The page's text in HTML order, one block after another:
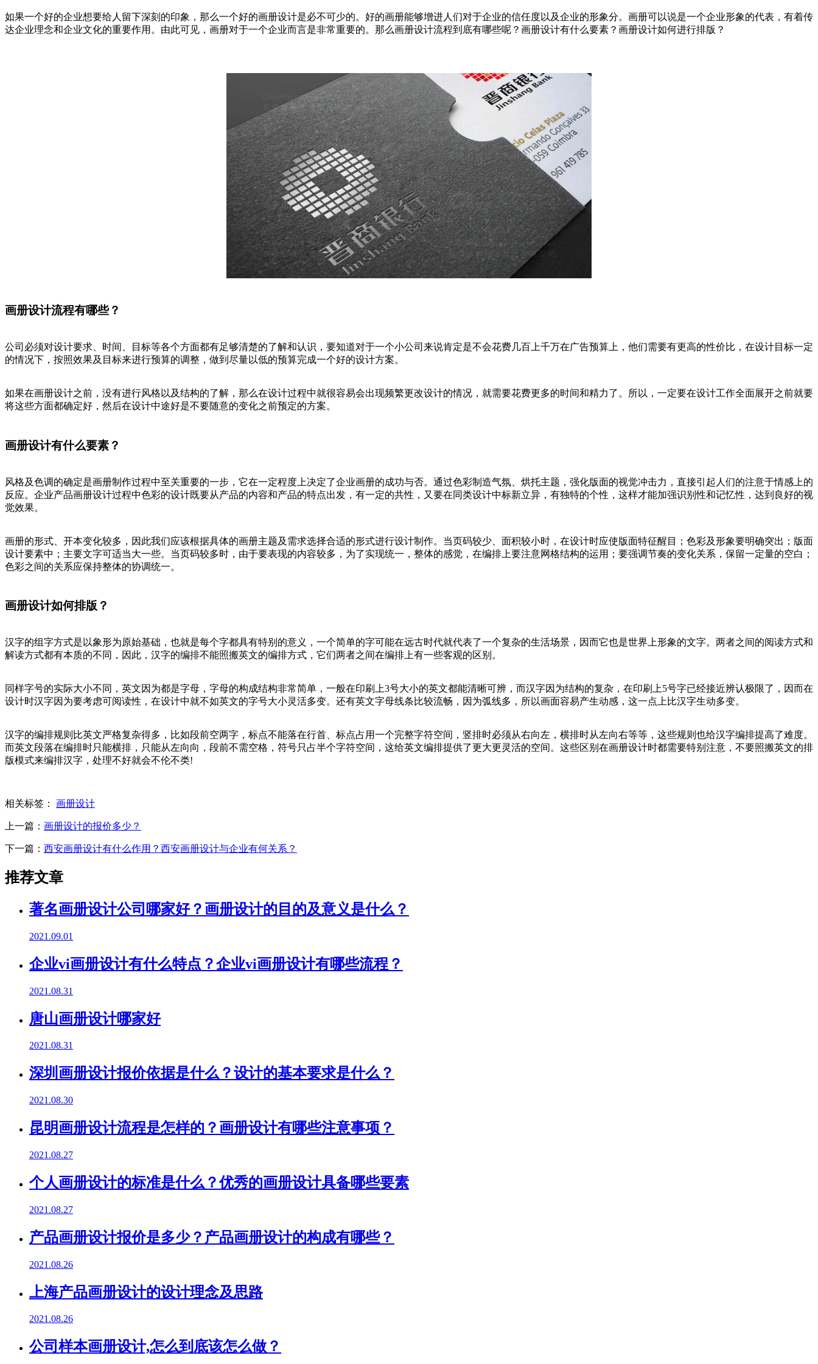
如果一个好的企业想要给人留下深刻的印象，那么一个好的画册设计是必不可少的。好的画册能够增进人们对于企业的信任度以及企业的形象分。画册可以说是一个企业形象的代表，有着传
达企业理念和企业文化的重要作用。由此可见，画册对于一个企业而言是非常重要的。那么画册设计流程到底有哪些呢？画册设计有什么要素？画册设计如何进行排版？
画册设计流程有哪些？
公司必须对设计要求、时间、目标等各个方面都有足够清楚的了解和认识，要知道对于一个小公司来说肯定是不会花费几百上千万在广告预算上，他们需要有更高的性价比，在设计目标一定
的情况下，按照效果及目标来进行预算的调整，做到尽量以低的预算完成一个好的设计方案。
如果在画册设计之前，没有进行风格以及结构的了解，那么在设计过程中就很容易会出现频繁更改设计的情况，就需要花费更多的时间和精力了。所以，一定要在设计工作全面展开之前就要
将这些方面都确定好，然后在设计中途好是不要随意的变化之前预定的方案。
画册设计有什么要素？
风格及色调的确定是画册制作过程中至关重要的一步，它在一定程度上决定了企业画册的成功与否。通过色彩制造气氛、烘托主题，强化版面的视觉冲击力，直接引起人们的注意于情感上的
反应。企业产品画册设计过程中色彩的设计既要从产品的内容和产品的特点出发，有一定的共性，又要在同类设计中标新立异，有独特的个性，这样才能加强识别性和记忆性，达到良好的视
觉效果。
画册的形式、开本变化较多，因此我们应该根据具体的画册主题及需求选择合适的形式进行设计制作。当页码较少、面积较小时，在设计时应使版面特征醒目；色彩及形象要明确突出；版面
设计要素中；主要文字可适当大一些。当页码较多时，由于要表现的内容较多，为了实现统一，整体的感觉，在编排上要注意网格结构的运用；要强调节奏的变化关系，保留一定量的空白；
色彩之间的关系应保持整体的协调统一。
画册设计如何排版？
汉字的组字方式是以象形为原始基础，也就是每个字都具有特别的意义，一个简单的字可能在远古时代就代表了一个复杂的生活场景，因而它也是世界上形象的文字。两者之间的阅读方式和
解读方式都有本质的不同，因此，汉字的编排不能照搬英文的编排方式，它们两者之间在编排上有一些客观的区别。
同样字号的实际大小不同，英文因为都是字母，字母的构成结构非常简单，一般在印刷上3号大小的英文都能清晰可辨，而汉字因为结构的复杂，在印刷上5号字已经接近辨认极限了，因而在
设计时汉字因为要考虑可阅读性，在设计中就不如英文的字号大小灵活多变。还有英文字母线条比较流畅，因为弧线多，所以画面容易产生动感，这一点上比汉字生动多变。
汉字的编排规则比英文严格复杂得多，比如段前空两字，标点不能落在行首、标点占用一个完整字符空间，竖排时必须从右向左，横排时从左向右等等，这些规则也给汉字编排提高了难度。
而英文段落在编排时只能横排，只能从左向向，段前不需空格，符号只占半个字符空间，这给英文编排提供了更大更灵活的空间。这些区别在画册设计时都需要特别注意，不要照搬英文的排
版模式来编排汉字，处理不好就会不伦不类!
相关标签： 画册设计
上一篇： 画册设计的报价多少？
下一篇： 西安画册设计有什么作用？西安画册设计与企业有何关系？
推荐文章
著名画册设计公司哪家好？画册设计的目的及意义是什么？
2021.09.01
企业vi画册设计有什么特点？企业vi画册设计有哪些流程？
2021.08.31
唐山画册设计哪家好
2021.08.31
深圳画册设计报价依据是什么？设计的基本要求是什么？
2021.08.30
昆明画册设计流程是怎样的？画册设计有哪些注意事项？
2021.08.27
个人画册设计的标准是什么？优秀的画册设计具备哪些要素
2021.08.27
产品画册设计报价是多少？产品画册设计的构成有哪些？
2021.08.26
上海产品画册设计的设计理念及思路
2021.08.26
公司样本画册设计,怎么到底该怎么做？